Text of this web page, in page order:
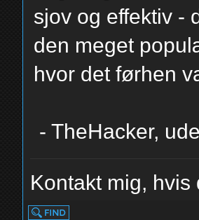
sjov og effektiv -
den meget
hvor det førhen
- TheHacker, ude
Kontakt mig,